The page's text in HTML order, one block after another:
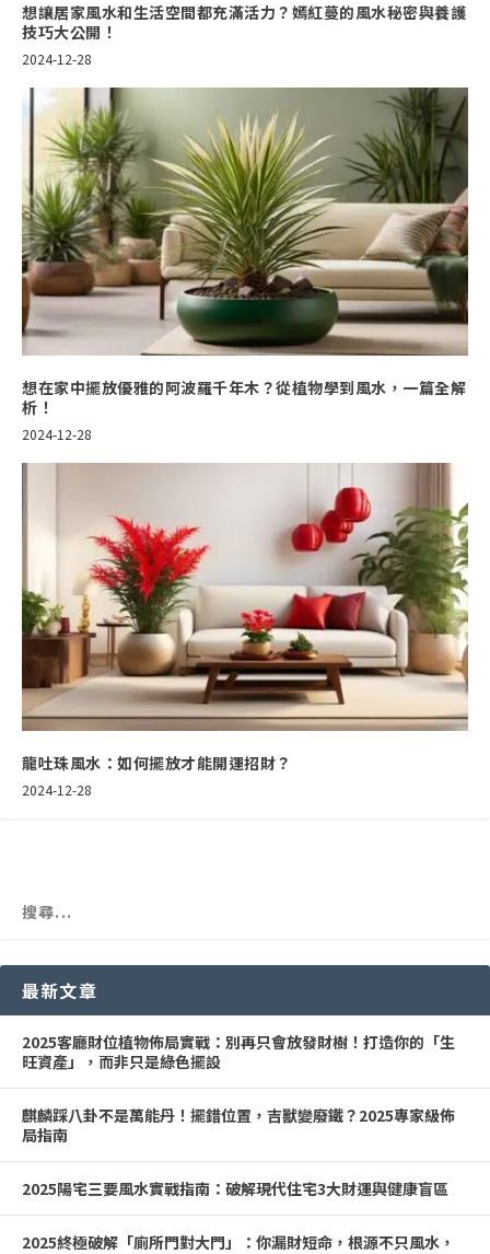
想讓居家風水和生活空間都充滿活力？嫣紅蔓的風水秘密與養護
技巧大公開！
2024-12-28
想在家中擺放優雅的阿波羅千年木？從植物學到風水，一篇全解
析！
2024-12-28
龍吐珠風水：如何擺放才能開運招財？
2024-12-28
最新文章
2025客廳財位植物佈局實戰：別再只會放發財樹！打造你的「生
旺資產」，而非只是綠色擺設
麒麟踩八卦不是萬能丹！擺錯位置，吉獸變廢鐵？2025專家級佈
局指南
2025陽宅三要風水實戰指南：破解現代住宅3大財運與健康盲區
2025終極破解「廁所門對大門」：你漏財短命，根源不只風水，